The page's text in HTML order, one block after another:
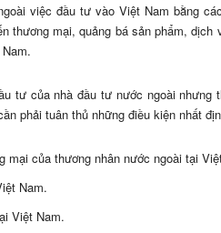
việc đầu tư vào Việt Nam bằng
thương mại, quảng bá sản phẩm, dịch
tư của nhà đầu tư nước ngoài nhưng
phải tuân thủ những điều kiện nhất
mại của thương nhân nước ngoài tại
Nam.
Việt Nam.